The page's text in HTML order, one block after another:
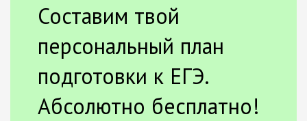
Составим твой
персональный план
подготовки к ЕГЭ.
Абсолютно бесплатно!